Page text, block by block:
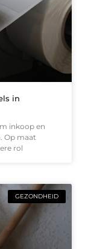
in
inkoop en
Op maat
rol
GEZONDHEID